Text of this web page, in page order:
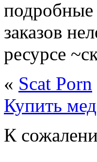
заказов
ресурсе
« Scat Porn
Купить
К